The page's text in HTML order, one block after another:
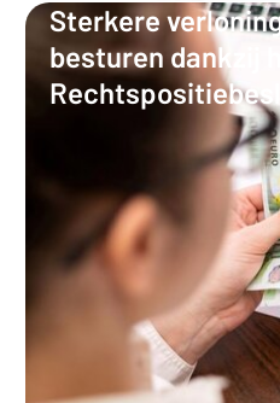
Sterkere
besturen dankzij